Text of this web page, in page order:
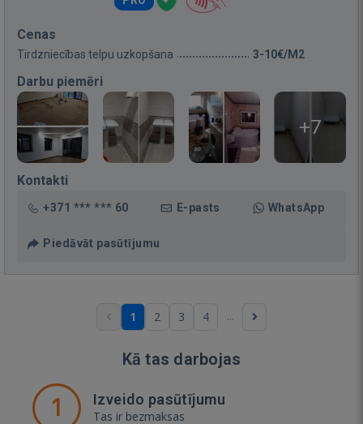
Cenas
Tirdzniecības telpu uzkopšana 3-10€/M2
Darbu piemēri
+7
Kontakti
+371 *** *** 60 E-pasts WhatsApp
Piedāvāt pasūtījumu
1 2 3 4 ...
Kā tas darbojas
1 Izveido pasūtījumu
Tas ir bezmaksas